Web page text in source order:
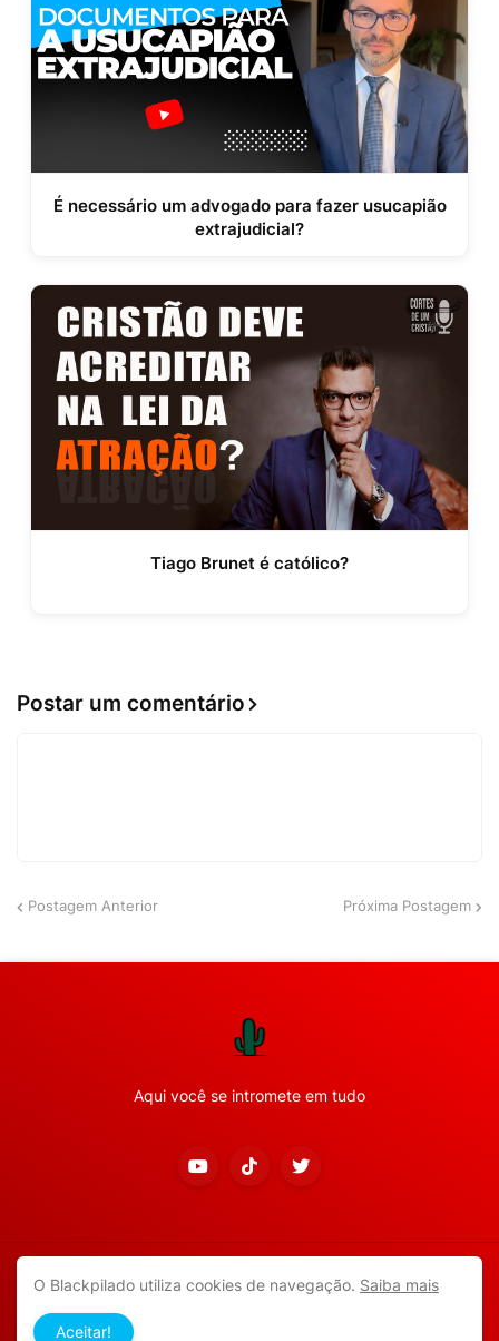
É necessário um advogado para fazer usucapião
extrajudicial?
Tiago Brunet é católico?
Postar um comentário
Postagem Anterior Próxima Postagem
Aqui você se intromete em tudo
Copyright ©2026Todos os direitos reservados.
APP ANDROID
O Blackpilado utiliza cookies de navegação. Saiba mais
Aceitar!